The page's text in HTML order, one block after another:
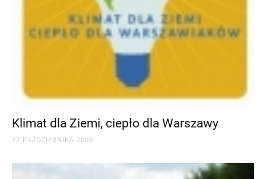
Klimat dla Ziemi, ciepło dla Warszawy
22 PAŹDZIERNIKA 2008